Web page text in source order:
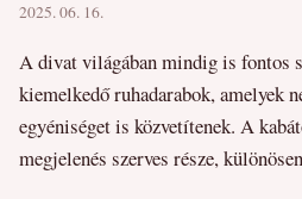
2025. 06. 16.
A divat világában mindig is fontos
kiemelkedő ruhadarabok, amelyek
egyéniséget is közvetítenek. A
megjelenés szerves része, különösen